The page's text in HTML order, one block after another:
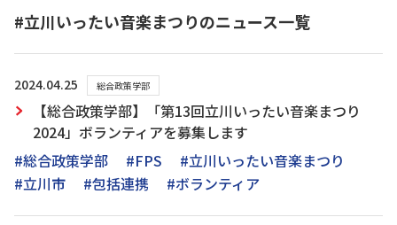
#立川いったい音楽まつりのニュース一覧
2024.04.25 総合政策学部
【総合政策学部】「第13回立川いったい音楽まつり
2024」ボランティアを募集します
#総合政策学部
#FPS
#立川いったい音楽まつり
#立川市
#包括連携 #ボランティア